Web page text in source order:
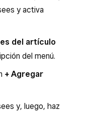
y activa
del artículo
del menú.
+ Agregar
y, luego, haz